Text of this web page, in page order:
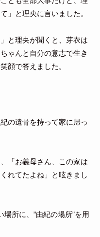
」と理央に言いました。
と理央が聞くと、芽衣は
ゃんと自分の意志で生き
顔で答えました。
の遺骨を持って家に帰っ
「お義母さん、この家は
れてたよね」と呟きまし
所に、”由紀の場所”を用